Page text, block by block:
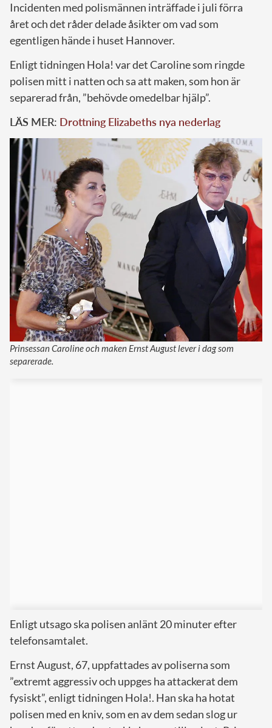
Incidenten med polismännen inträffade i juli förra
året och det råder delade åsikter om vad som
egentligen hände i huset Hannover.
Enligt tidningen Hola! var det Caroline som ringde
polisen mitt i natten och sa att maken, som hon är
separerad från, ”behövde omedelbar hjälp”.
LÄS MER: Drottning Elizabeths nya nederlag
Prinsessan Caroline och maken Ernst August lever i dag som
separerade.
Enligt utsago ska polisen anlänt 20 minuter efter
telefonsamtalet.
Ernst August, 67, uppfattades av poliserna som
”extremt aggressiv och uppges ha attackerat dem
fysiskt”, enligt tidningen Hola!. Han ska ha hotat
polisen med en kniv, som en av dem sedan slog ur